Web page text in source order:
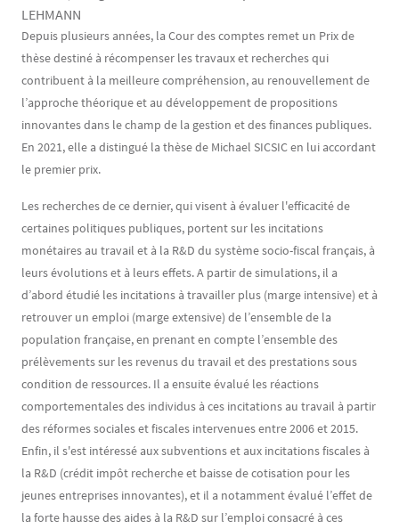
LEHMANN
Contenu
Texte
Depuis plusieurs années, la Cour des comptes remet un Prix de
thèse destiné à récompenser les travaux et recherches qui
contribuent à la meilleure compréhension, au renouvellement de
l’approche théorique et au développement de propositions
innovantes dans le champ de la gestion et des finances publiques.
En 2021, elle a distingué la thèse de Michael SICSIC en lui accordant
le premier prix.
Les recherches de ce dernier, qui visent à évaluer l'efficacité de
certaines politiques publiques, portent sur les incitations
monétaires au travail et à la R&D du système socio-fiscal français, à
leurs évolutions et à leurs effets. A partir de simulations, il a
d’abord étudié les incitations à travailler plus (marge intensive) et à
retrouver un emploi (marge extensive) de l’ensemble de la
population française, en prenant en compte l’ensemble des
prélèvements sur les revenus du travail et des prestations sous
condition de ressources. Il a ensuite évalué les réactions
comportementales des individus à ces incitations au travail à partir
des réformes sociales et fiscales intervenues entre 2006 et 2015.
Enfin, il s'est intéressé aux subventions et aux incitations fiscales à
la R&D (crédit impôt recherche et baisse de cotisation pour les
jeunes entreprises innovantes), et il a notamment évalué l’effet de
la forte hausse des aides à la R&D sur l’emploi consacré à ces